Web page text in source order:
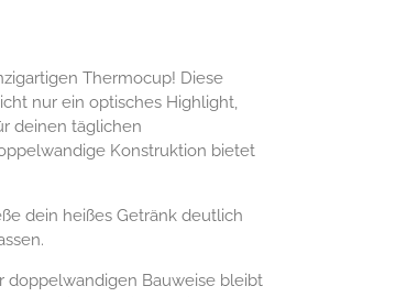
Thermocup! Diese
nur ein optisches Highlight,
deinen täglichen
Konstruktion bietet
dein heißes Getränk deutlich
doppelwandigen Bauweise bleibt